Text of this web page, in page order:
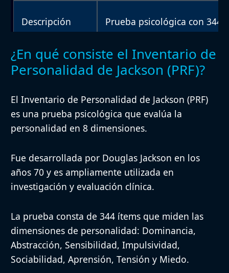
Descripción Prueba psicológica con 344
Procedimiento Autoadministrada, con
Población Adultos
Material Cuadernillo de preguntas y
Puntuación e
Interpretación
Manual de instrucciones y
¿En qué consiste el Inventario de
Personalidad de Jackson (PRF)?
El Inventario de Personalidad de Jackson (PRF)
es una prueba psicológica que evalúa la
personalidad en 8 dimensiones.
Fue desarrollada por Douglas Jackson en los
años 70 y es ampliamente utilizada en
investigación y evaluación clínica.
La prueba consta de 344 ítems que miden las
dimensiones de personalidad: Dominancia,
Abstracción, Sensibilidad, Impulsividad,
Sociabilidad, Aprensión, Tensión y Miedo.